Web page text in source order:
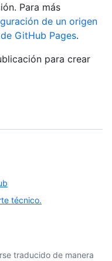
Para más
de un origen
GitHub Pages.
para crear
técnico.
traducido de manera